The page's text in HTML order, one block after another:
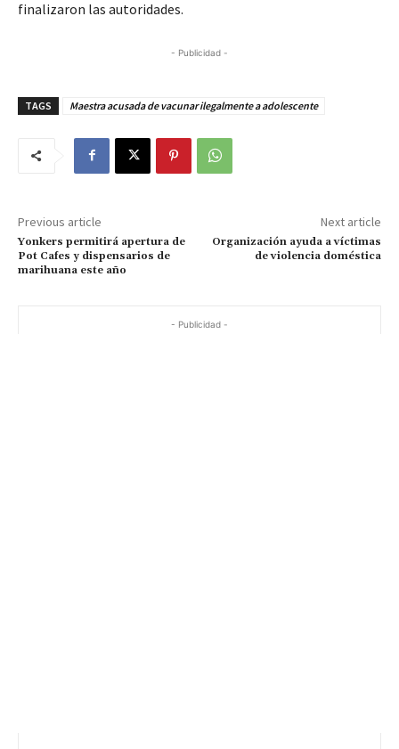
finalizaron las autoridades.
- Publicidad -
TAGS Maestra acusada de vacunar ilegalmente a adolescente
Previous article
Yonkers permitirá apertura de
Pot Cafes y dispensarios de
marihuana este año
Next article
Organización ayuda a víctimas
de violencia doméstica
- Publicidad -